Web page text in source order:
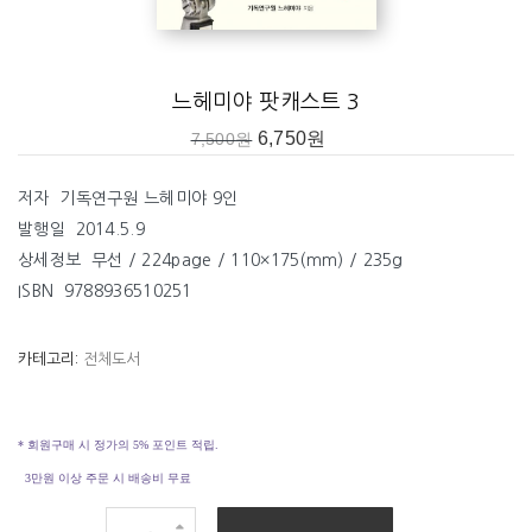
느헤미야 팟캐스트 3
7,500원 6,750원
저자 기독연구원 느헤미야 9인
발행일 2014.5.9
상세정보 무선 / 224page / 110×175(mm) / 235g
ISBN 9788936510251
카테고리: 전체도서
* 회원구매 시 정가의 5% 포인트 적립.
3만원 이상 주문 시 배송비 무료